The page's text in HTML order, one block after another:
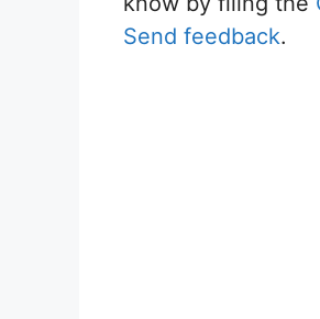
Send feedback.